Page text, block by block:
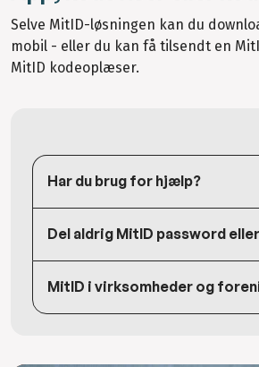
Selve MitID-løsningen kan du
mobil - eller du kan få tilsendt en
MitID kodeoplæser.
Har du brug for hjælp?
Del aldrig MitID password
MitID i virksomheder og